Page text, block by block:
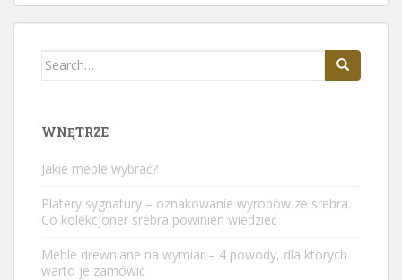
Search
WNĘTRZE
Jakie meble wybrać?
Platery sygnatury – oznakowanie wyrobów ze srebra.
Co kolekcjoner srebra powinien wiedzieć
Meble drewniane na wymiar – 4 powody, dla których
warto je zamówić